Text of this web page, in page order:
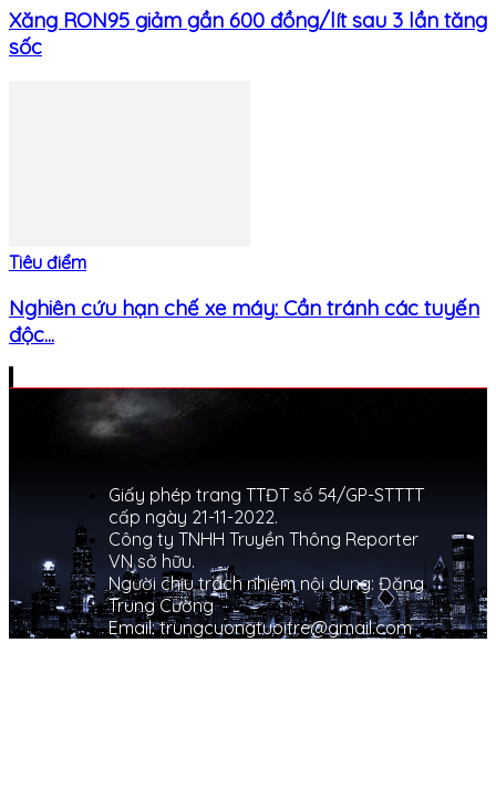
Xăng RON95 giảm gần 600 đồng/lít sau 3 lần tăng
sốc
Tiêu điểm
Nghiên cứu hạn chế xe máy: Cần tránh các tuyến
độc...
Giấy phép trang TTĐT số 54/GP-STTTT
cấp ngày 21-11-2022.
Công ty TNHH Truyền Thông Reporter
VN sở hữu.
Người chịu trách nhiệm nội dung: Đặng
Trung Cường
Email: trungcuongtuoitre@gmail.com